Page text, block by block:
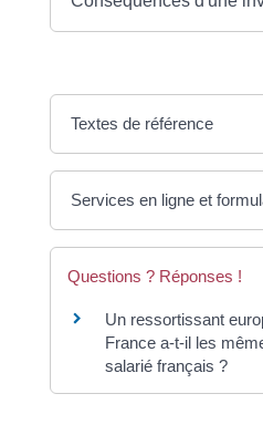
Textes de référence
Services en ligne et
Questions ? Réponses !
Un ressortissant
France a-t-il les
salarié français ?